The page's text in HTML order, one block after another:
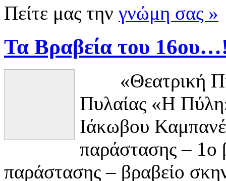
Πείτε μας την γνώμη σας »
Τα Βραβεία του
«Θεατρική
Πυλαίας «Η
Ιάκωβου
παράστασης – 1ο
παράστασης – βραβείο